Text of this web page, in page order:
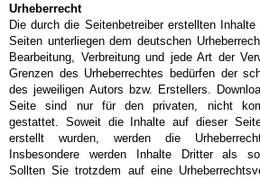
Urheberrecht
Die durch die Seitenbetreiber erstellten
Seiten unterliegen dem deutschen
Bearbeitung, Verbreitung und jede Art der
Grenzen des Urheberrechtes bedürfen der
des jeweiligen Autors bzw. Erstellers.
Seite sind nur für den privaten, nicht
gestattet. Soweit die Inhalte auf dieser
erstellt wurden, werden die
Insbesondere werden Inhalte Dritter als
Sollten Sie trotzdem auf eine